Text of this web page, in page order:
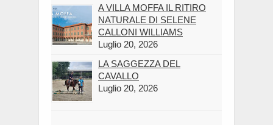
A VILLA MOFFA IL RITIRO
NATURALE DI SELENE
CALLONI WILLIAMS
Luglio 20, 2026
LA SAGGEZZA DEL
CAVALLO
Luglio 20, 2026